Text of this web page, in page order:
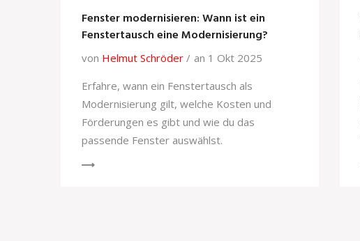
Fenster modernisieren: Wann ist ein
Fenstertausch eine Modernisierung?
von Helmut Schröder
an 1 Okt 2025
Erfahre, wann ein Fenstertausch als
Modernisierung gilt, welche Kosten und
Förderungen es gibt und wie du das
passende Fenster auswählst.